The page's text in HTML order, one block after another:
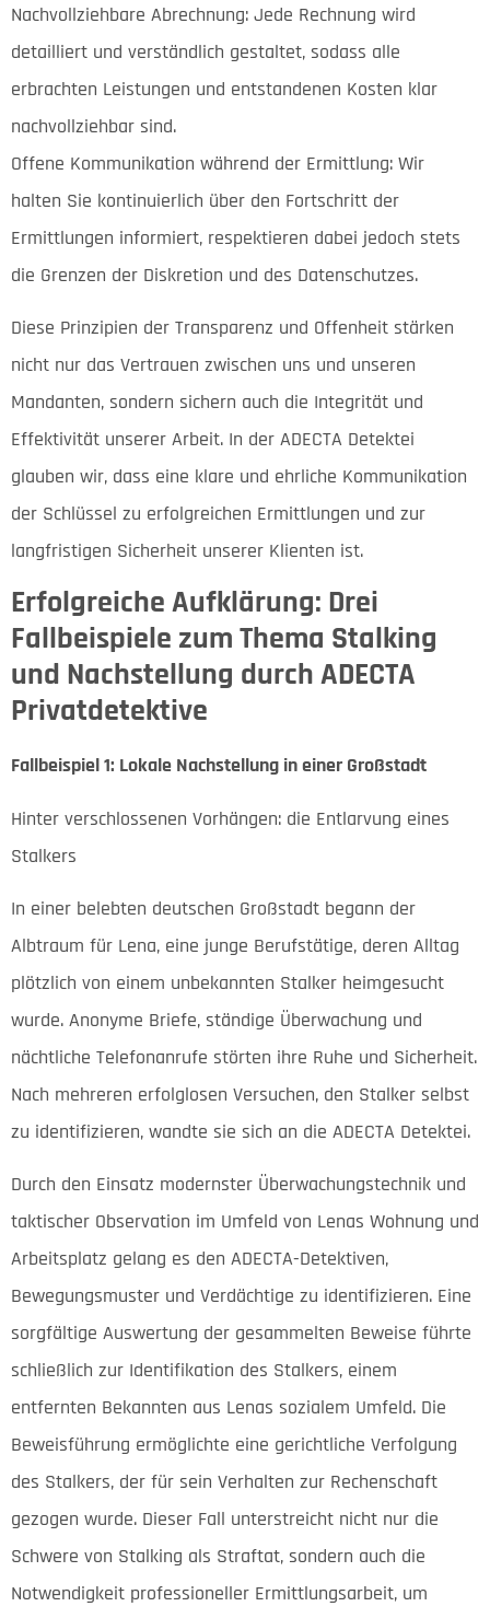
Nachvollziehbare Abrechnung: Jede Rechnung wird
detailliert und verständlich gestaltet, sodass alle
erbrachten Leistungen und entstandenen Kosten klar
nachvollziehbar sind.
Offene Kommunikation während der Ermittlung: Wir
halten Sie kontinuierlich über den Fortschritt der
Ermittlungen informiert, respektieren dabei jedoch stets
die Grenzen der Diskretion und des Datenschutzes.
Diese Prinzipien der Transparenz und Offenheit stärken
nicht nur das Vertrauen zwischen uns und unseren
Mandanten, sondern sichern auch die Integrität und
Effektivität unserer Arbeit. In der ADECTA Detektei
glauben wir, dass eine klare und ehrliche Kommunikation
der Schlüssel zu erfolgreichen Ermittlungen und zur
langfristigen Sicherheit unserer Klienten ist.
Erfolgreiche Aufklärung: Drei
Fallbeispiele zum Thema Stalking
und Nachstellung durch ADECTA
Privatdetektive
Fallbeispiel 1: Lokale Nachstellung in einer Großstadt
Hinter verschlossenen Vorhängen: die Entlarvung eines
Stalkers
In einer belebten deutschen Großstadt begann der
Albtraum für Lena, eine junge Berufstätige, deren Alltag
plötzlich von einem unbekannten Stalker heimgesucht
wurde. Anonyme Briefe, ständige Überwachung und
nächtliche Telefonanrufe störten ihre Ruhe und Sicherheit.
Nach mehreren erfolglosen Versuchen, den Stalker selbst
zu identifizieren, wandte sie sich an die ADECTA Detektei.
Durch den Einsatz modernster Überwachungstechnik und
taktischer Observation im Umfeld von Lenas Wohnung und
Arbeitsplatz gelang es den ADECTA-Detektiven,
Bewegungsmuster und Verdächtige zu identifizieren. Eine
sorgfältige Auswertung der gesammelten Beweise führte
schließlich zur Identifikation des Stalkers, einem
entfernten Bekannten aus Lenas sozialem Umfeld. Die
Beweisführung ermöglichte eine gerichtliche Verfolgung
des Stalkers, der für sein Verhalten zur Rechenschaft
gezogen wurde. Dieser Fall unterstreicht nicht nur die
Schwere von Stalking als Straftat, sondern auch die
Notwendigkeit professioneller Ermittlungsarbeit, um